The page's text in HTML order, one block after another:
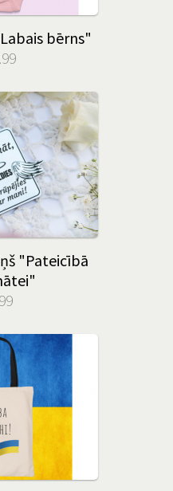
bērns"
"Pateicībā